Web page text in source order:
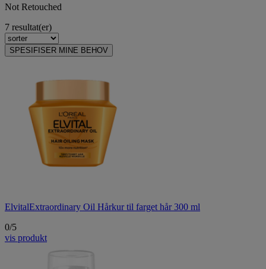
Not Retouched
7 resultat(er)
SPESIFISER MINE BEHOV
ElvitalExtraordinary Oil Hårkur til farget hår 300 ml
0/5
vis produkt